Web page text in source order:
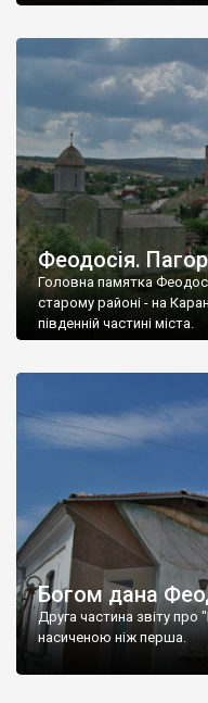
Феодосія.
Головна памятка
старому районі - на
південній частині міста.
Богом дана
Друга частина звіту
насиченою ніж перша.